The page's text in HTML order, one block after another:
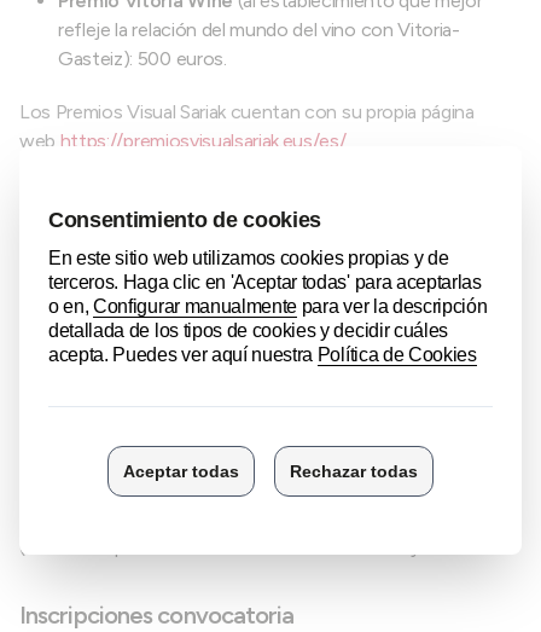
refleje la relación del mundo del vino con Vitoria-
Gasteiz): 500 euros.
Los Premios Visual Sariak cuentan con su propia página
web https://premiosvisualsariak.eus/es/
establecimientos de hostelería, turismo y servicios con
sede y espacio físico de venta/atención al público en
Álava.
Gobierno Vasco, Ayuntamiento de Vitoria-Gasteiz,
Diputación Foral de Álava, Kutxabank, Iberdrola, El Corte
(Escuela Superior Pública de Diseño de Euskadi y On4u.
Inscripciones convocatoria